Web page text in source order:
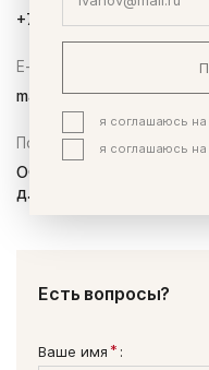
+7 (495) 280-11-08
E-mail:
maltsev@nozomi.ru
Почтовый адрес:
ООО “Нозоми Дайрект”,
д.11, строение 1а.
Есть вопросы?
Ваше имя * :
я соглашаюсь на
я соглашаюсь